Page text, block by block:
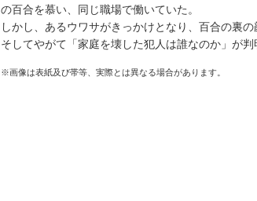
の百合を慕い、同じ職場で働いていた。
しかし、あるウワサがきっかけとなり、百合の裏の
そしてやがて「家庭を壊した犯人は誰なのか」が
※画像は表紙及び帯等、実際とは異なる場合があります。